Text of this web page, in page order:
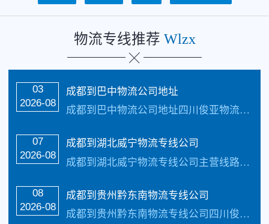
物流专线推荐 Wlzx
03
2026-08
成都到巴中物流公司地址
成都到巴中物流公司地址四川俊亚物流主要线路：成都到巴中物流全境直达专线，【简单快捷，专线直达，天天发车 】天天发车24小时服务热线电话：（133-5002-3601）2-3天可以安全把货物送货到以下地址：巴州区、恩阳区、平昌县、通江县、南江县致力于打造普及全国健全的零担物流及整车物流网路，实现门到门物流运输最优质的成都...…
07
2026-08
成都到湖北威宁物流专线公司
成都到湖北威宁物流专线公司主营线路：成都到威宁物流专线公司。每天发车，三到4天可以安全把货物送货到以下地址：威宁、武汉、黄冈、神龙架、宜昌 、襄阳、鄂州、黄石、孝感、荆门、恩施、咸宁、十堰、荆州、天门、仙桃、随州、潜江承接:全国整车货物、零担货物、搬家、搬厂、大件运输、轿车托运以及各种机械设备运输，提供上门接货。为私人...…
08
2026-08
成都到贵州黔东南物流专线公司
成都到贵州黔东南物流专线公司四川俊亚物流主要线路：成都到贵州物流专线全境直达，直达区域：贵阳市、遵义市、六盘水市、安顺市、黔南布依族苗族自治州、黔东南苗族侗族自治州、黔西南苗族布依族自治州，县级市有：清镇市、铜仁市、毕节市、兴义市、都匀市、凯里市、仁怀市、赤水市天天发车24小时服务热线电话：（133-5002-3601...…